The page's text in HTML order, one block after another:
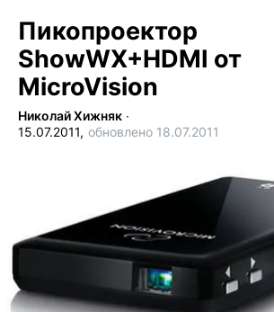
Пикопроектор
ShowWX+HDMI от
MicroVision
Николай Хижняк ∙
15.07.2011, обновлено 18.07.2011